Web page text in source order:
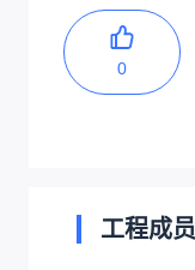
0
工程成员